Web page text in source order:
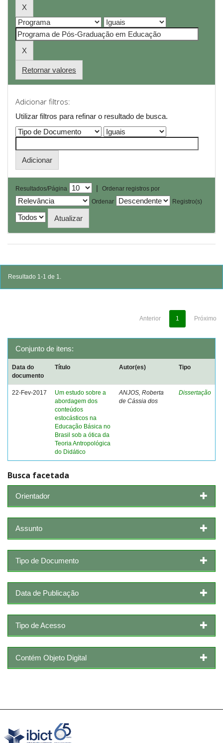
Retornar valores
Adicionar filtros:
Utilizar filtros para refinar o resultado de busca.
Resultados/Página |
Ordenar registros por
Ordenar
Registro(s)
Resultado 1-1 de 1.
Anterior 1 Próximo
Conjunto de itens:
Data do
documento
Título Autor(es) Tipo
22-Fev-2017
Um estudo sobre a
abordagem dos
conteúdos
estocásticos na
Educação Básica no
Brasil sob a ótica da
Teoria Antropológica
do Didático
ANJOS, Roberta
de Cássia dos
Dissertação
Busca facetada
Orientador
Assunto
Tipo de Documento
Data de Publicação
Tipo de Acesso
Contém Objeto Digital